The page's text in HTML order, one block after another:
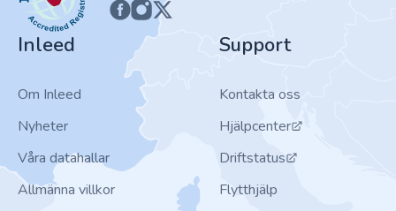
Inleed
Om Inleed
Nyheter
Våra datahallar
Allmänna villkor
Support
Kontakta oss
Hjälpcenter
Driftstatus
Flytthjälp